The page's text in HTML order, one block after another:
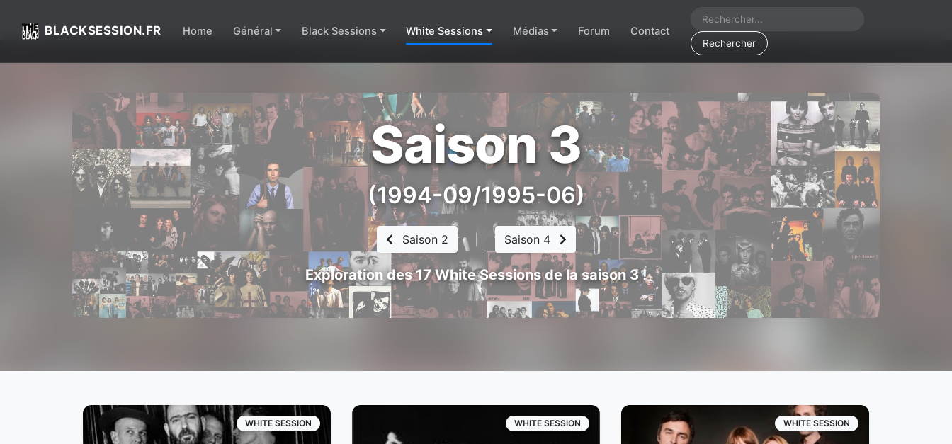
BLACKSESSION.FR Home Général Black Sessions White Sessions Médias Forum Contact
Rechercher
Saison 3
(1994-09/1995-06)
Saison 2 Saison 4
Exploration des 17 White Sessions de la saison 3 !
WHITE SESSION WHITE SESSION WHITE SESSION